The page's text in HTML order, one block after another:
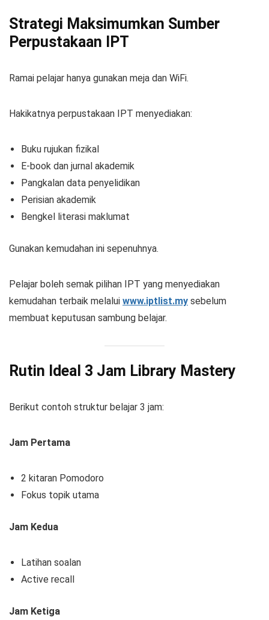
Strategi Maksimumkan Sumber
Perpustakaan IPT
Ramai pelajar hanya gunakan meja dan WiFi.
Hakikatnya perpustakaan IPT menyediakan:
Buku rujukan fizikal
E-book dan jurnal akademik
Pangkalan data penyelidikan
Perisian akademik
Bengkel literasi maklumat
Gunakan kemudahan ini sepenuhnya.
Pelajar boleh semak pilihan IPT yang menyediakan
kemudahan terbaik melalui www.iptlist.my sebelum
membuat keputusan sambung belajar.
Rutin Ideal 3 Jam Library Mastery
Berikut contoh struktur belajar 3 jam:
Jam Pertama
2 kitaran Pomodoro
Fokus topik utama
Jam Kedua
Latihan soalan
Active recall
Jam Ketiga